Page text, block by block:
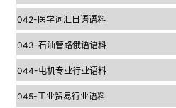
042-医学词汇日语语料
043-石油管路俄语语料
044-电机专业行业语料
045-工业贸易行业语料